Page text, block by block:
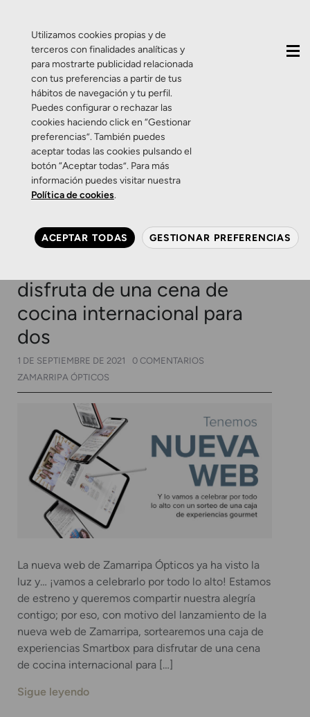
Categoría:Eventos
Eventos Sorteo Web Zamarripa
¡Tenemos NUEVA WEB y lo
SORTEO especial! Gana una
disfruta de una cena de
cocina internacional para
dos
1 DE SEPTIEMBRE DE 2021
0 COMENTARIOS
ZAMARRIPA ÓPTICOS
La nueva web de Zamarripa Ópticos ya ha visto la
luz y… ¡vamos a celebrarlo por todo lo alto! Estamos
de estreno y queremos compartir nuestra alegría
contigo; por eso, con motivo del lanzamiento de la
nueva web de Zamarripa, sortearemos una caja de
experiencias Smartbox para disfrutar de una cena
de cocina internacional para […]
Sigue leyendo
Utilizamos cookies propias y de
terceros con finalidades analíticas y
para mostrarte publicidad relacionada
con tus preferencias a partir de tus
hábitos de navegación y tu perfil.
Puedes configurar o rechazar las
cookies haciendo click en “Gestionar
preferencias”. También puedes
aceptar todas las cookies pulsando el
botón “Aceptar todas”. Para más
información puedes visitar nuestra
Política de cookies.
ACEPTAR TODAS GESTIONAR PREFERENCIAS